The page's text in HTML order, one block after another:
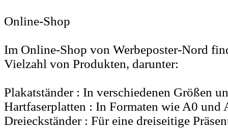
Online-Shop
Im Online-Shop von Werbeposter-Nord
Vielzahl von Produkten, darunter:
Plakatständer : In verschiedenen Größen
Hartfaserplatten : In Formaten wie A0 und
Dreieckständer : Für eine dreiseitige